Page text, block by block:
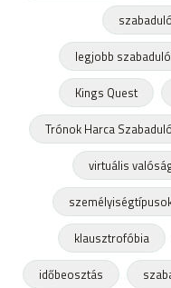
legjobb
Kings Quest
Trónok Harca
virtuális
klausztrofóbia
időbeosztás